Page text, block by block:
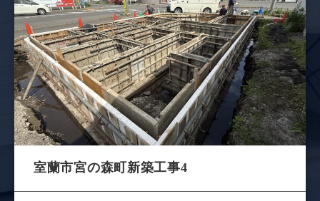
室蘭市宮の森町新築工事4